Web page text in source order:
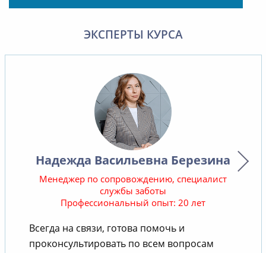
ЭКСПЕРТЫ КУРСА
Надежда Васильевна Березина
Менеджер по сопровождению, специалист
службы заботы
Профессиональный опыт: 20 лет
Всегда на связи, готова помочь и
проконсультировать по всем вопросам